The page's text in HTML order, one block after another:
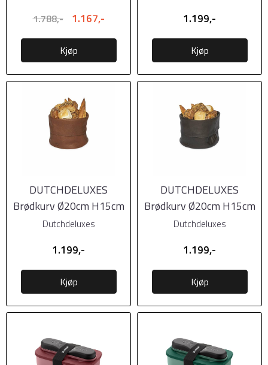
1.788,- 1.167,-
Kjøp
1.199,-
Kjøp
DUTCHDELUXES
Brødkurv Ø20cm H15cm
| Vintage Cognac
Dutchdeluxes
1.199,-
Kjøp
DUTCHDELUXES
Brødkurv Ø20cm H15cm
| Vintage Grå
Dutchdeluxes
1.199,-
Kjøp